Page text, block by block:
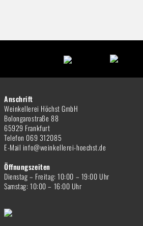
Anschrift
Weinkellerei Höchst GmbH
Bolongarostraße 88
65929 Frankfurt
Telefon 069 312085
E-Mail info@weinkellerei-hoechst.de
Öffnungszeiten
Dienstag – Freitag: 10:00 – 19:00 Uhr
Samstag: 10:00 – 16:00 Uhr